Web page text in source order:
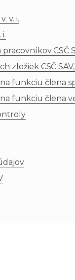
v. i.
i.
CSČ
zložiek CSČ SAV,
funkciu člena
funkciu člena